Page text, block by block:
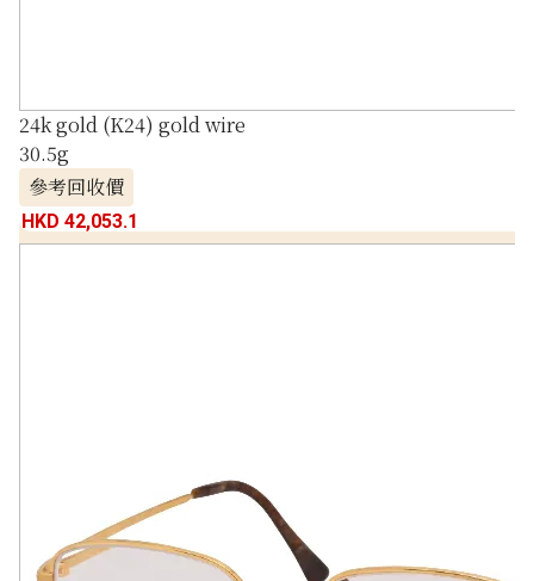
24k gold (K24) gold wire
30.5g
參考回收價
HKD 42,053.1